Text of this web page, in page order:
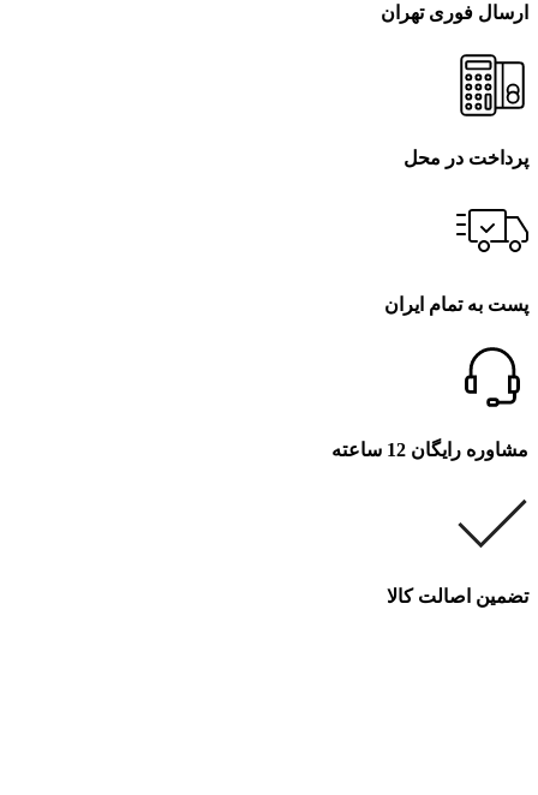
ارسال فوری تهران
پرداخت در محل
پست به تمام ایران
مشاوره رایگان 12 ساعته
تضمین اصالت کالا